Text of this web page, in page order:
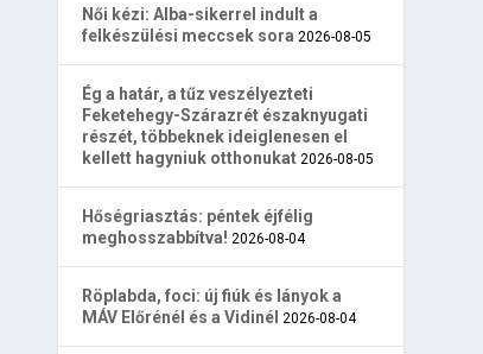
Női kézi: Alba-sikerrel indult a
felkészülési meccsek sora 2026-08-05
Ég a határ, a tűz veszélyezteti
Feketehegy-Szárazrét északnyugati
részét, többeknek ideiglenesen el
kellett hagyniuk otthonukat 2026-08-05
Hőségriasztás: péntek éjfélig
meghosszabbítva! 2026-08-04
Röplabda, foci: új fiúk és lányok a
MÁV Előrénél és a Vidinél 2026-08-04